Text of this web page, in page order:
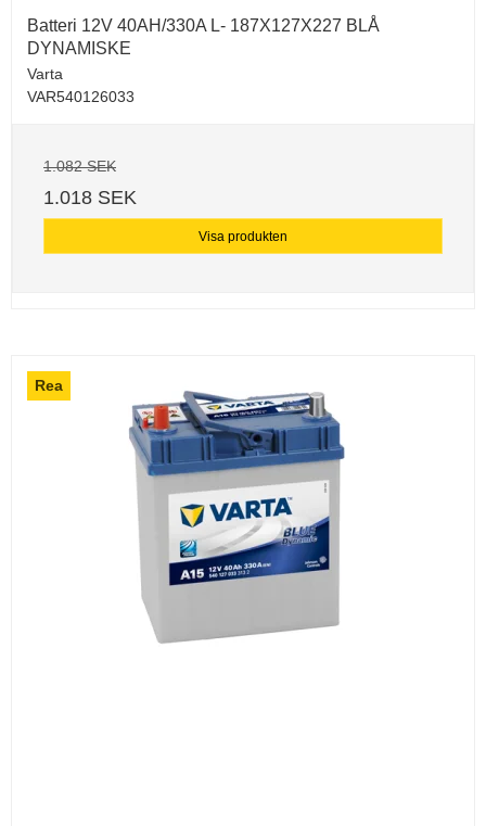
Batteri 12V 40AH/330A L- 187X127X227 BLÅ
DYNAMISKE
Varta
VAR540126033
1.082 SEK
1.018 SEK
Visa produkten
Rea